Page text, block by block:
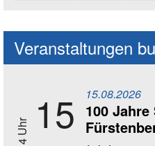
Veranstaltungen
14 Uhr 15 15.08.2026
100